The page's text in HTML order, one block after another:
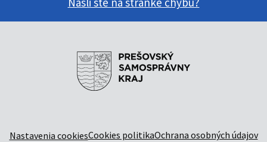
Nastavenia cookiesCookies politikaOchrana osobných údajov